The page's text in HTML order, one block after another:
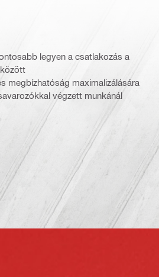
legyen a csatlakozás a
megbízhatóság maximalizálására
végzett munkánál